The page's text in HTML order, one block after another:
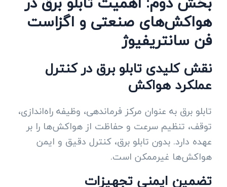
هواکش‌های صنعتی و اگزاست
فن سانتریفیوژ
نقش کلیدی تابلو برق در کنترل
عملکرد هواکش
تابلو برق به عنوان مرکز فرماندهی، وظیفه راه‌اندازی،
توقف، تنظیم سرعت و حفاظت از هواکش‌ها را بر
عهده دارد. بدون تابلو برق، کنترل دقیق و ایمن
هواکش‌ها غیرممکن است.
تضمین ایمنی تجهیزات